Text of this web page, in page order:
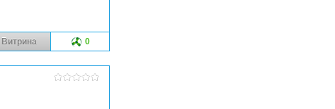
Витрина 0